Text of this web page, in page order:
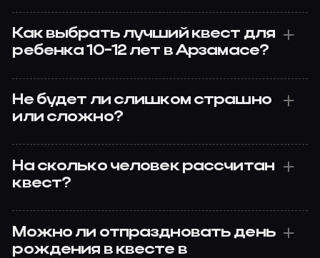
Как выбрать лучший квест для
ребенка 10-12 лет в Арзамасе?
Не будет ли слишком страшно
или сложно?
На сколько человек рассчитан
квест?
Можно ли отпраздновать день
рождения в квесте в